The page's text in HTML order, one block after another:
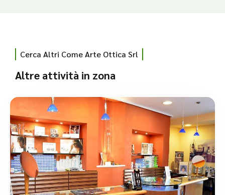
Cerca Altri Come Arte Ottica Srl
Altre attività in zona